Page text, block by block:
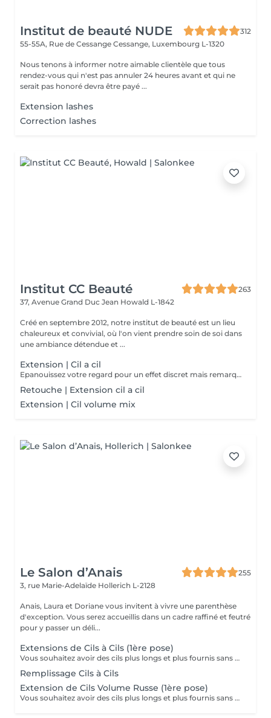
Institut de beauté NUDE
312
55-55A, Rue de Cessange Cessange, Luxembourg L-1320
Nous tenons à informer notre aimable clientèle que tous
rendez-vous qui n'est pas annuler 24 heures avant et qui ne
serait pas honoré devra être payé ...
Extension lashes
Correction lashes
Institut CC Beauté
263
37, Avenue Grand Duc Jean Howald L-1842
Créé en septembre 2012, notre institut de beauté est un lieu
chaleureux et convivial, où l'on vient prendre soin de soi dans
une ambiance détendue et ...
Extension | Cil a cil
Epanouissez votre regard pour un effet discret mais remarquable
Retouche | Extension cil a cil
Extension | Cil volume mix
Le Salon d’Anais
255
3, rue Marie-Adelaïde Hollerich L-2128
Anais, Laura et Doriane vous invitent à vivre une parenthèse
d'exception. Vous serez accueillis dans un cadre raffiné et feutré
pour y passer un déli...
Extensions de Cils à Cils (1ère pose)
Vous souhaitez avoir des cils plus longs et plus fournis sans avoir à vous maquiller tous les jours? Alors les extensions sont la réponse à vos envies! La technique Cil à Cil c'est la pose d'une extension très légère sur un cil naturel pour gagner en longueur et en courbure. Nous adaptons la pose en fonction de vos yeux et de vos souhaits. Cette technique offre un résultat très naturel et notre lashartist saura vous conseiller sur ce qui est le plus adapté pour vous !
Remplissage Cils à Cils
Extension de Cils Volume Russe (1ère pose)
Vous souhaitez avoir des cils plus longs et plus fournis sans avoir à vous maquiller tous les jours? Alors les extensions sont la réponse à vos envies! Le volume russe c'est la pose de petits bouquets de cils très légers et fait manuellement pour gagner en volume et en densité. Nous adaptons la pose en fonction de vos yeux et de vos souhaits. Résultat naturel ou plus sophistiqué? Tout est possible, et notre lashartist saura vous conseiller sur ce qui est le plus adapté pour vous!